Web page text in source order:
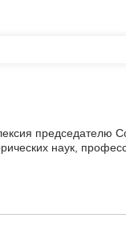
председателю
наук,